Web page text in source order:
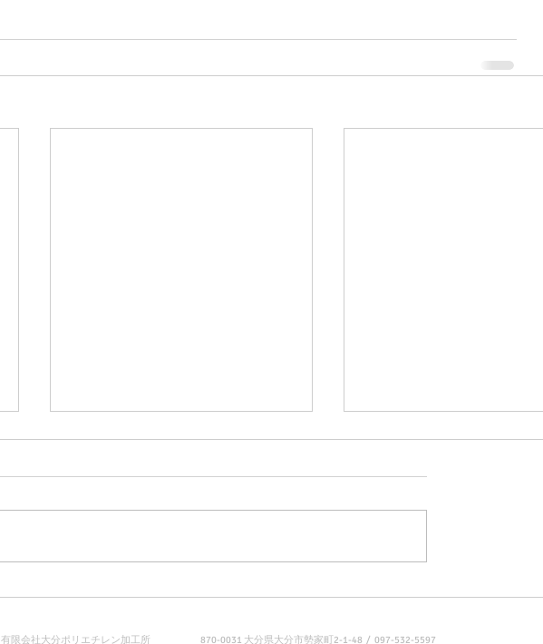
ラミグリップ®規格品
有限会社大分ポリエチレン加工所 870-0031 大分県大分市勢家町2-1-48 / 097-532-5597